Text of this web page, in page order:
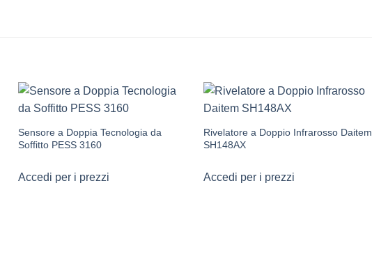
Sensore a Doppia Tecnologia da
Soffitto PESS 3160
Accedi per i prezzi
Rivelatore a Doppio Infrarosso Daitem
SH148AX
Accedi per i prezzi